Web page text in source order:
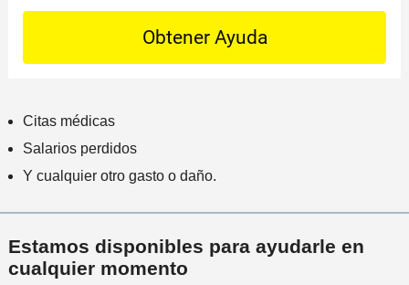
t
P
e
f
i
d
e
i
d
n
n
c
e
r
a
a
a
e
a
s
*
Citas médicas
Salarios perdidos
Y cualquier otro gasto o daño.
Estamos disponibles para ayudarle en
cualquier momento